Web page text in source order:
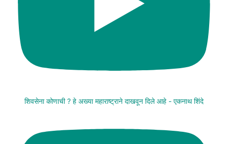
शिवसेना कोणाची ? हे अख्या महाराष्ट्राने दाखवून दिले आहे - एकनाथ शिंदे